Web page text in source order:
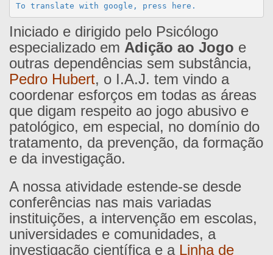
To translate with google, press here.
Iniciado e dirigido pelo Psicólogo
especializado em Adição ao Jogo e
outras dependências sem substância,
Pedro Hubert, o I.A.J. tem vindo a
coordenar esforços em todas as áreas
que digam respeito ao jogo abusivo e
patológico, em especial, no domínio do
tratamento, da prevenção, da formação
e da investigação.
A nossa atividade estende-se desde
conferências nas mais variadas
instituições, a intervenção em escolas,
universidades e comunidades, a
investigação científica e a Linha de